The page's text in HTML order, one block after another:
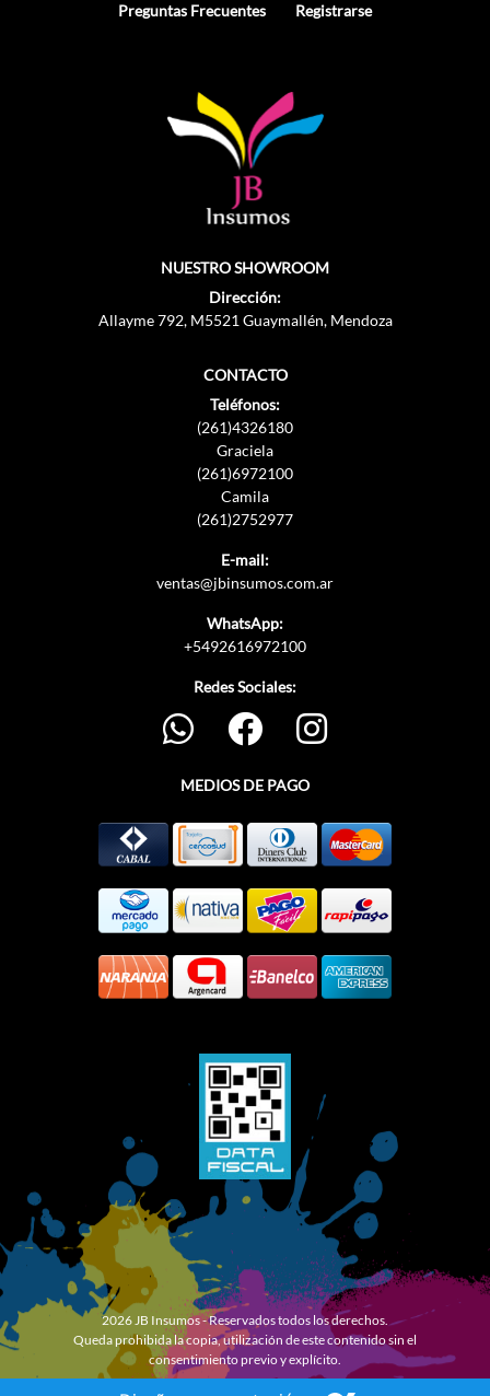
Preguntas Frecuentes
Registrarse
NUESTRO SHOWROOM
Dirección:
Allayme 792, M5521 Guaymallén, Mendoza
CONTACTO
Teléfonos:
(261)4326180
Graciela
(261)6972100
Camila
(261)2752977
E-mail:
ventas@jbinsumos.com.ar
WhatsApp:
+5492616972100
Redes Sociales:
MEDIOS DE PAGO
2026 JB Insumos - Reservados todos los derechos.
Queda prohibida la copia, utilización de este contenido sin el
consentimiento previo y explícito.